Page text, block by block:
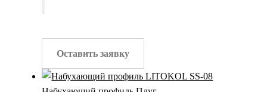
Оставить заявку